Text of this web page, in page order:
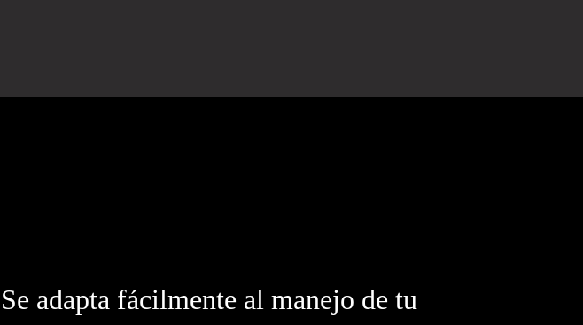
Se adapta fácilmente al manejo de tu